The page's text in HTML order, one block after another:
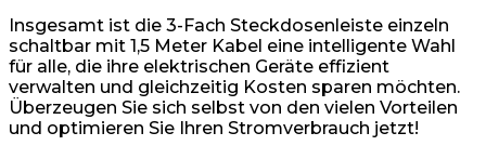
Insgesamt ist die 3-Fach Steckdosenleiste einzeln
schaltbar mit 1,5 Meter Kabel eine intelligente Wahl
für alle, die ihre elektrischen Geräte effizient
verwalten und gleichzeitig Kosten sparen möchten.
Überzeugen Sie sich selbst von den vielen Vorteilen
und optimieren Sie Ihren Stromverbrauch jetzt!